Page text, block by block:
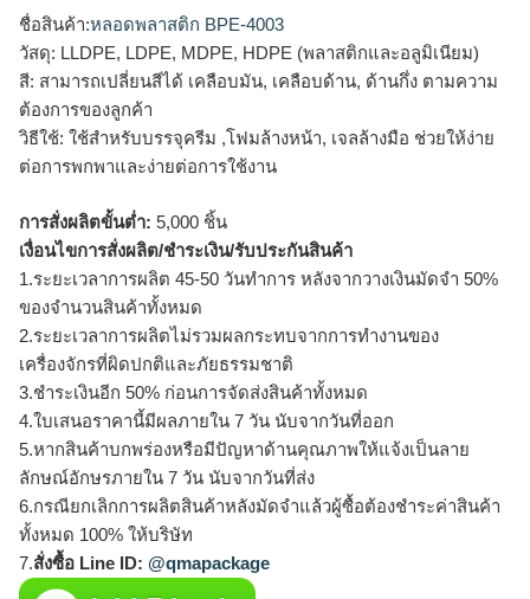
ชื่อสินค้า:หลอดพลาสติก BPE-4003
วัสดุ: LLDPE, LDPE, MDPE, HDPE (พลาสติกและอลูมิเนียม)
สี: สามารถเปลี่ยนสีได้ เคลือบมัน, เคลือบด้าน, ด้านกึ่ง ตามความ
ต้องการของลูกค้า
วิธีใช้: ใช้สำหรับบรรจุครีม ,โฟมล้างหน้า, เจลล้างมือ ช่วยให้ง่าย
ต่อการพกพาและง่ายต่อการใช้งาน
การสั่งผลิตขั้นต่ำ: 5,000 ชิ้น
เงื่อนไขการสั่งผลิต/ชำระเงิน/รับประกันสินค้า
1.ระยะเวลาการผลิต 45-50 วันทำการ หลังจากวางเงินมัดจำ 50%
ของจำนวนสินค้าทั้งหมด
2.ระยะเวลาการผลิตไม่รวมผลกระทบจากการทำงานของ
เครื่องจักรที่ผิดปกติและภัยธรรมชาติ
3.ชำระเงินอีก 50% ก่อนการจัดส่งสินค้าทั้งหมด
4.ใบเสนอราคานี้มีผลภายใน 7 วัน นับจากวันที่ออก
5.หากสินค้าบกพร่องหรือมีปัญหาด้านคุณภาพให้แจ้งเป็นลาย
ลักษณ์อักษรภายใน 7 วัน นับจากวันที่ส่ง
6.กรณียกเลิกการผลิตสินค้าหลังมัดจำแล้วผู้ซื้อต้องชำระค่าสินค้า
ทั้งหมด 100% ให้บริษัท
7.สั่งซื้อ Line ID: @qmapackage